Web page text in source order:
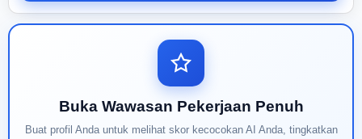
Buka Wawasan Pekerjaan Penuh
Buat profil Anda untuk melihat skor kecocokan AI Anda, tingkatkan